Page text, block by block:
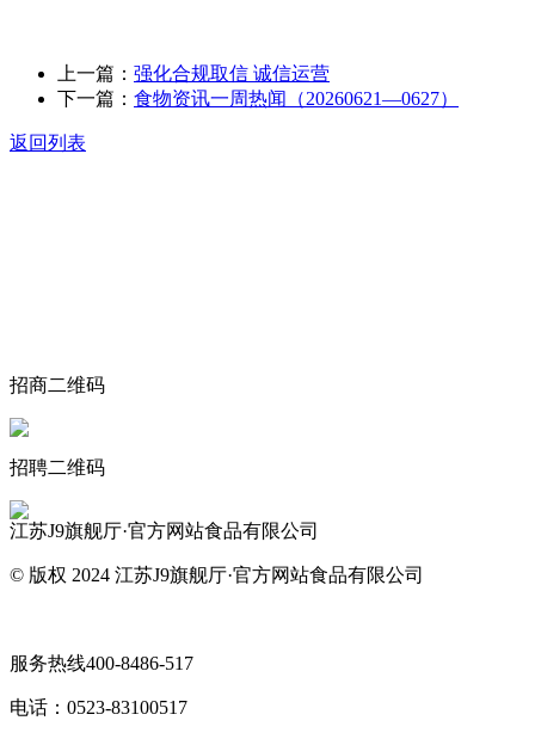
上一篇： 强化合规取信 诚信运营
下一篇： 食物资讯一周热闻（20260621—0627）
返回列表
招商二维码
招聘二维码
江苏J9旗舰厅·官方网站食品有限公司
© 版权 2024 江苏J9旗舰厅·官方网站食品有限公司
服务热线400-8486-517
电话： 0523-83100517